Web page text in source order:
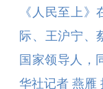
《人民至上
际、王沪宁、
国家领导人，
华社记者 燕雁